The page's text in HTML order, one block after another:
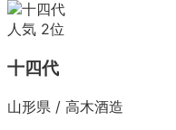
人気 2位
十四代
山形県 / 高木酒造